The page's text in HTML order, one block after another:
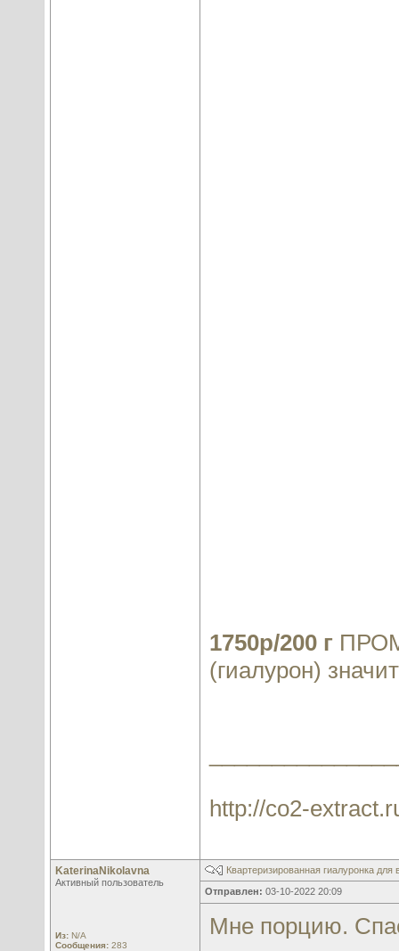
1750р/200 г
(гиалурон)
http://co2-
KaterinaNikolavna
Активный пользователь
Из: N/A
Сообщения: 283
Квартеризированная гиалуронка для
Отправлен: 03-10-2022 20:09
Мне порцию.